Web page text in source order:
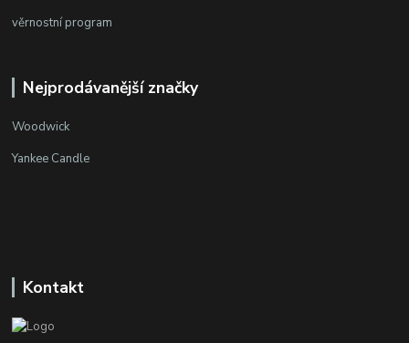
věrnostní program
Nejprodávanější značky
Woodwick
Yankee Candle
Kontakt